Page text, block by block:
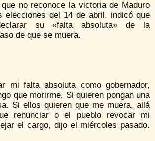
no reconoce la victoria de Maduro
elecciones del 14 de abril, indicó que
su «falta absoluta» de la
de que se muera.
mi falta absoluta como gobernador,
que morirme. Si quieren pongan una
Si ellos quieren que me muera, allá
renunciar o el pueblo revocar mi
el cargo, dijo el miércoles pasado.